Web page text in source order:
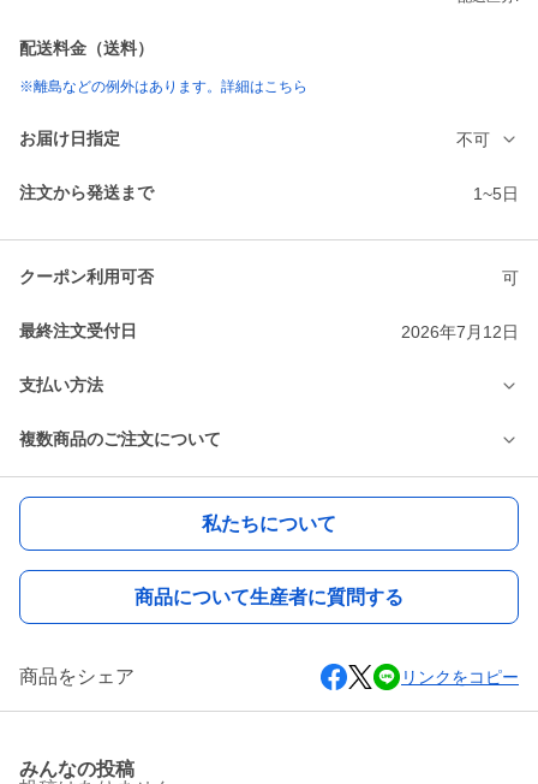
配送料金（送料）
※離島などの例外はあります。詳細はこちら
お届け日指定 不可
注文から発送まで 1~5日
クーポン利用可否 可
最終注文受付日 2026年7月12日
支払い方法
複数商品のご注文について
私たちについて
商品について生産者に質問する
商品をシェア リンクをコピー
みんなの投稿